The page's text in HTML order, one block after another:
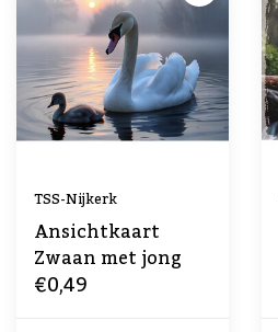
TSS-Nijkerk
Ansichtkaart
Zwaan met jong
€0,49